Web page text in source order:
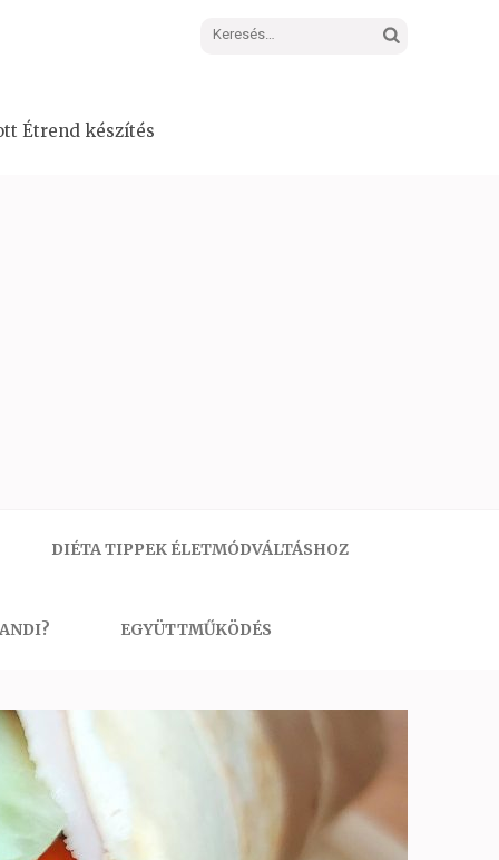
Keresés:
Étrend készítés
DIÉTA TIPPEK ÉLETMÓDVÁLTÁSHOZ
EGYÜTTMŰKÖDÉS